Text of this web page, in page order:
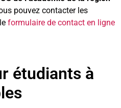
pouvez contacter les
formulaire de contact en ligne
étudiants à